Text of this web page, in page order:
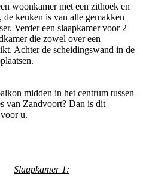
woonkamer met een zithoek en
de keuken is van alle gemakken
Verder een slaapkamer voor 2
die zowel over een
Achter de scheidingswand in de
midden in het centrum tussen
van Zandvoort? Dan is dit
u.
Slaapkamer 1: